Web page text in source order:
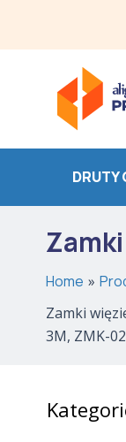
DRUTY
Home
Zamki
3M, ZMK-